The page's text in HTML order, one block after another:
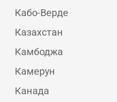
Кабо-Верде
Казахстан
Камбоджа
Камерун
Канада